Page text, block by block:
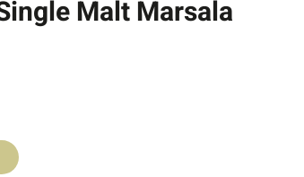
Malt Marsala